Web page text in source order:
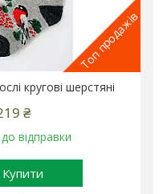
Топ продажів
кругові шерстяні
₴
відправки
Купити